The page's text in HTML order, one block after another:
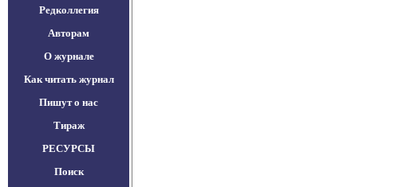
Редколлегия
Авторам
О журнале
Как читать журнал
Пишут о нас
Тираж
РЕСУРСЫ
Поиск